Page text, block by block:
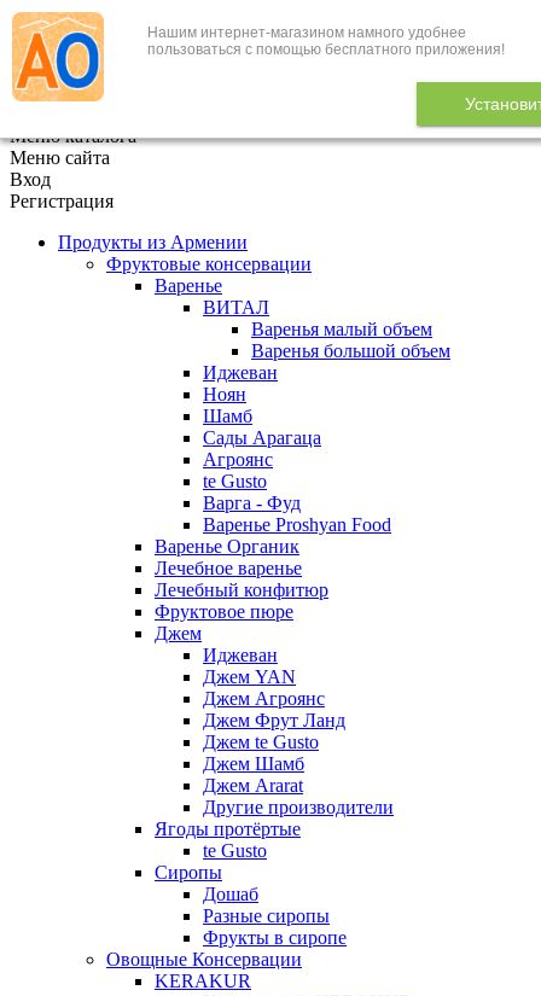
Нашим интернет-магазином намного удобнее
пользоваться с помощью бесплатного приложения!
+7 (495) 646-888-1
В корзине 0
Меню каталога
Меню сайта
Вход
Регистрация
Продукты из Армении
Фруктовые консервации
Варенье
ВИТАЛ
Варенья малый объем
Варенья большой объем
Иджеван
Ноян
Шамб
Сады Арагаца
Агроянс
te Gusto
Варга - Фуд
Варенье Proshyan Food
Варенье Органик
Лечебное варенье
Лечебный конфитюр
Фруктовое пюре
Джем
Иджеван
Джем YAN
Джем Агроянс
Джем Фрут Ланд
Джем te Gusto
Джем Шамб
Джем Ararat
Другие производители
Ягоды протёртые
te Gusto
Сиропы
Дошаб
Разные сиропы
Фрукты в сиропе
Овощные Консервации
KERAKUR